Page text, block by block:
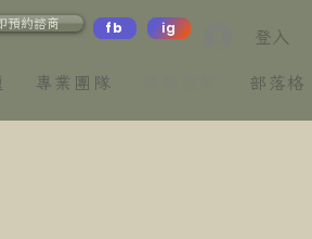
預約諮商
登入
fb ig
專業團隊 部落格